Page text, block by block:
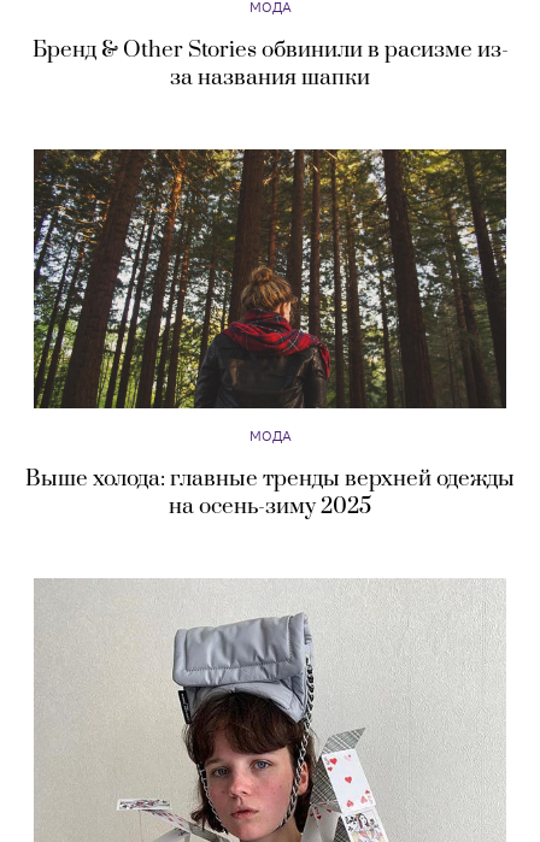
МОДА
Бренд & Other Stories обвинили в расизме из-
за названия шапки
МОДА
Выше холода: главные тренды верхней одежды
на осень-зиму 2025